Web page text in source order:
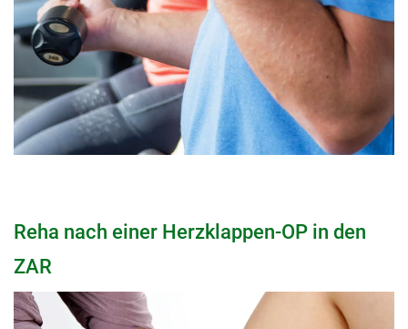
Reha nach einer Herzklappen-OP in den
ZAR